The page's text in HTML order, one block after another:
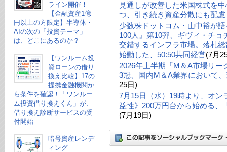
ライン開催！
【金融資産1億
円以上の方限定】半導体・
AIの次の「投資テーマ」
は、どこにあるのか？
【ワンルーム投
資ローンの借り
換え比較】17の
提携金融機関か
ら条件を確認！「ワンルー
ム投資借り換えくん」が、
借り換え診断サービスの受
付開始
暗号資産レンデ
ィング
見通しが改善した米国株式を
つ、引き続き資産分散にも配
少数株ドットコム・山中裕が
100人』第10弾、ギヴィ・チ
交錯するインフラ市場。落札
始動した、50:50共同経営(7月
2026年上半期「M＆A市場リー
3冠、国内M＆A業界において
25日)
7月15日（水）19時より、オン
益性》200万円台から始める、
(7月19日)